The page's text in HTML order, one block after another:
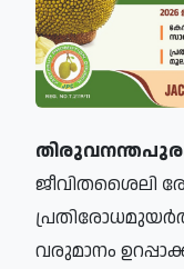
ജീവിതശൈലി
വരുമാനം